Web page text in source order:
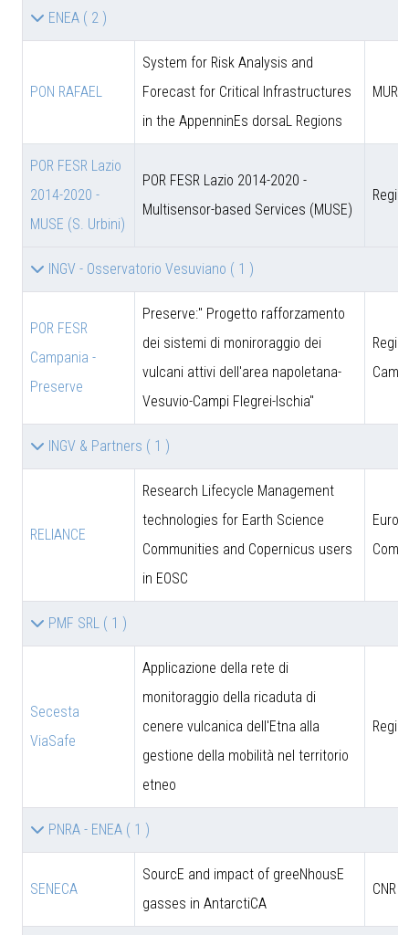
ENEA ( 2 )
PON RAFAEL
System for Risk Analysis and
Forecast for Critical Infrastructures
in the AppenninEs dorsaL Regions
MUR
POR FESR Lazio
2014-2020 -
MUSE (S. Urbini)
POR FESR Lazio 2014-2020 -
Multisensor-based Services (MUSE)
INGV - Osservatorio Vesuviano ( 1 )
POR FESR
Campania -
Preserve
Preserve:" Progetto rafforzamento
dei sistemi di moniroraggio dei
vulcani attivi dell'area napoletana-
Vesuvio-Campi Flegrei-Ischia"
INGV & Partners ( 1 )
RELIANCE
Research Lifecycle Management
technologies for Earth Science
Communities and Copernicus users
in EOSC
PMF SRL ( 1 )
Secesta
ViaSafe
Applicazione della rete di
monitoraggio della ricaduta di
cenere vulcanica dell'Etna alla
gestione della mobilità nel territorio
etneo
PNRA - ENEA ( 1 )
SENECA
SourcE and impact of greeNhousE
gasses in AntarctiCA
CNR